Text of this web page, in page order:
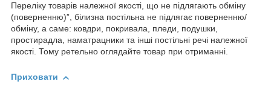
Переліку товарів належної якості, що не підлягають обміну
(поверненню)”, білизна постільна не підлягає поверненню/
обміну, а саме: ковдри, покривала, пледи, подушки,
простирадла, наматрацники та інші постільні речі належної
якості. Тому ретельно оглядайте товар при отриманні.
Приховати